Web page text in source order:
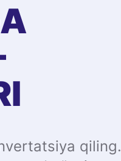
qiling.